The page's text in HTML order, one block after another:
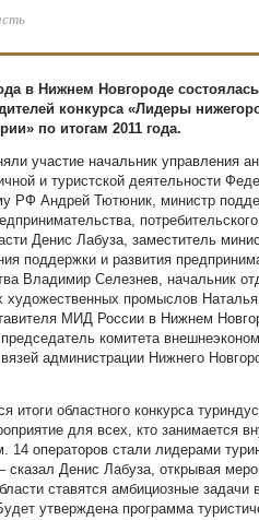
в Нижнем Новгороде
конкурса «Лидеры
по итогам 2011 года.
участие начальник управления
и туристской деятельности
РФ Андрей Тютюник, министр
Денис Лабуза, заместитель
поддержки и развития
Владимир Селезнев, начальник
художественных промыслов
МИД России в Нижнем
комитета
администрации Нижнего
итоги областного конкурса
для всех, кто занимается
14 операторов стали лидерами
сказал Денис Лабуза, открывая
ставятся амбициозные задачи
утверждена программа